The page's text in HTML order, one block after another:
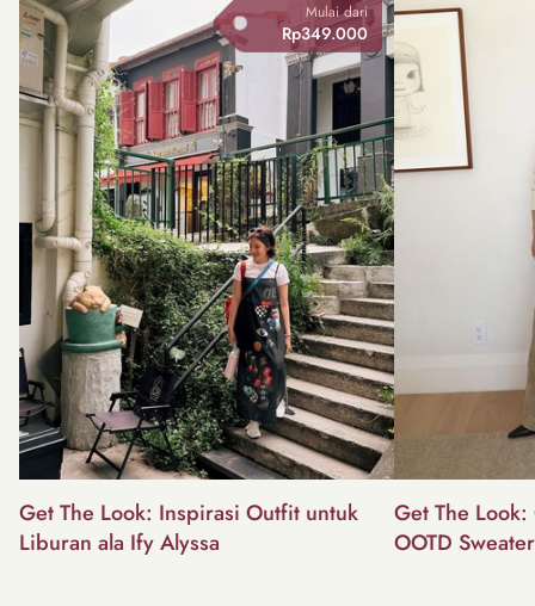
Mulai dari
Rp349.000
Get The Look: Inspirasi Outfit untuk
Liburan ala Ify Alyssa
Get The
OOTD